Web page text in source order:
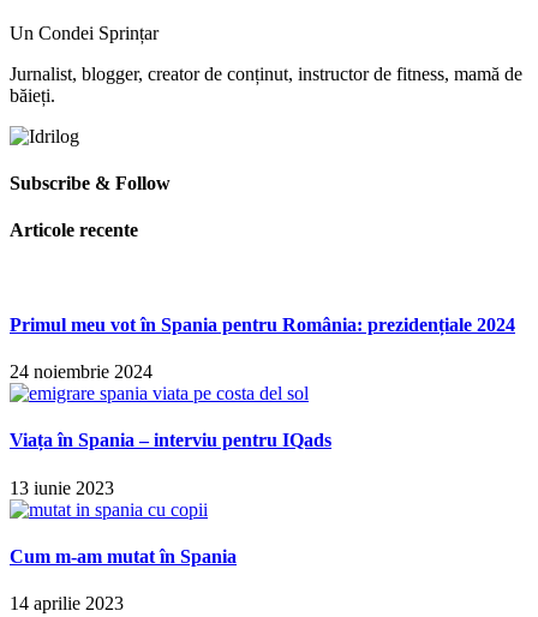
Un Condei Sprințar
Jurnalist, blogger, creator de conținut, instructor de fitness, mamă de
băieți.
Subscribe & Follow
Articole recente
Primul meu vot în Spania pentru România: prezidențiale 2024
24 noiembrie 2024
Viața în Spania – interviu pentru IQads
13 iunie 2023
Cum m-am mutat în Spania
14 aprilie 2023